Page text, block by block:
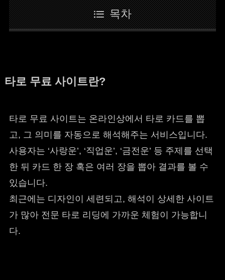
목차
타로 무료 사이트란?
타로 무료 사이트는 온라인상에서 타로 카드를 뽑
고, 그 의미를 자동으로 해석해주는 서비스입니다.
사용자는 ‘사랑운’, ‘직업운’, ‘금전운’ 등 주제를 선택
한 뒤 카드 한 장 혹은 여러 장을 뽑아 결과를 볼 수
있습니다.
최근에는 디자인이 세련되고, 해석이 상세한 사이트
가 많아 전문 타로 리딩에 가까운 체험이 가능합니
다.